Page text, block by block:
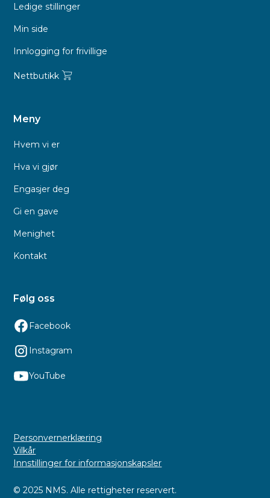
Ledige stillinger
Min side
Innlogging for frivillige
Nettbutikk
Meny
Hvem vi er
Hva vi gjør
Engasjer deg
Gi en gave
Menighet
Kontakt
Følg oss
Facebook
Instagram
YouTube
© 2025 NMS. Alle rettigheter reservert.
Personvernerklæring
Vilkår
Innstillinger for informasjonskapsler